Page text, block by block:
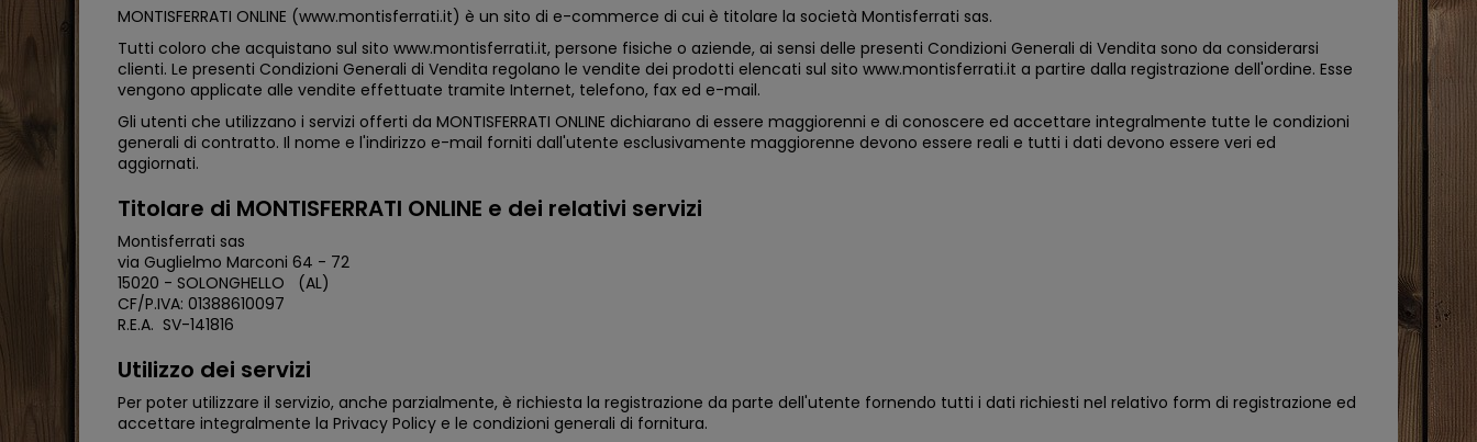
MONTISFERRATI ONLINE (www.montisferrati.it) è un sito di e-commerce di cui è titolare la società Montisferrati sas.
Tutti coloro che acquistano sul sito www.montisferrati.it, persone fisiche o aziende, ai sensi delle presenti Condizioni Generali di Vendita sono da considerarsi
clienti. Le presenti Condizioni Generali di Vendita regolano le vendite dei prodotti elencati sul sito www.montisferrati.it a partire dalla registrazione dell'ordine. Esse
vengono applicate alle vendite effettuate tramite Internet, telefono, fax ed e-mail.
Gli utenti che utilizzano i servizi offerti da MONTISFERRATI ONLINE dichiarano di essere maggiorenni e di conoscere ed accettare integralmente tutte le condizioni
generali di contratto. Il nome e l'indirizzo e-mail forniti dall'utente esclusivamente maggiorenne devono essere reali e tutti i dati devono essere veri ed
aggiornati.
Titolare di MONTISFERRATI ONLINE e dei relativi servizi
Montisferrati sas
via Guglielmo Marconi 64 - 72
15020 - SOLONGHELLO (AL)
CF/P.IVA: 01388610097
R.E.A. SV-141816
Utilizzo dei servizi
Per poter utilizzare il servizio, anche parzialmente, è richiesta la registrazione da parte dell'utente fornendo tutti i dati richiesti nel relativo form di registrazione ed
accettare integralmente la Privacy Policy e le condizioni generali di fornitura.